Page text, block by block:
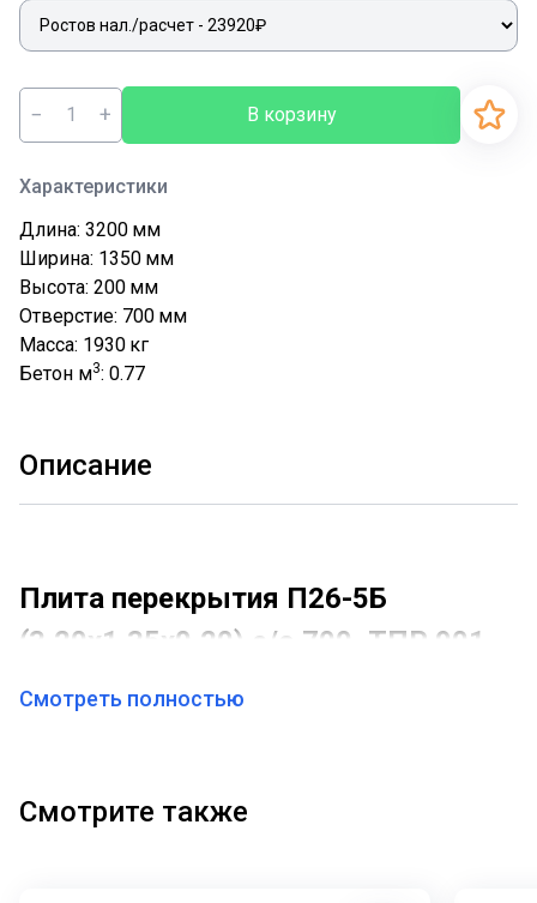
− + В корзину
Характеристики
Длина: 3200 мм
Ширина: 1350 мм
Высота: 200 мм
Отверстие: 700 мм
Масса: 1930 кг
Бетон м3: 0.77
Описание
Плита перекрытия П26-5Б
(3,20х1,35х0,20) с/о 700, ТПР 901-
09-11.84
строительный элемент, предназначенный для
надежного перекрытия коммуникационных каналов и
Смотреть полностью
Смотрите также